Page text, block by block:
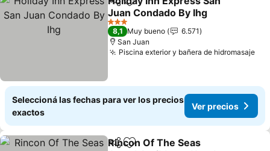
CompartirAñadir a favoritos
Juan Condado By Ihg
3 Estrellas
8,1 Muy bueno
6.571
San Juan
Piscina exterior y bañera de hidromasaje
Seleccioná las fechas para ver los precios
exactos
Ver precios
Compartir
Rincon Of The Seas